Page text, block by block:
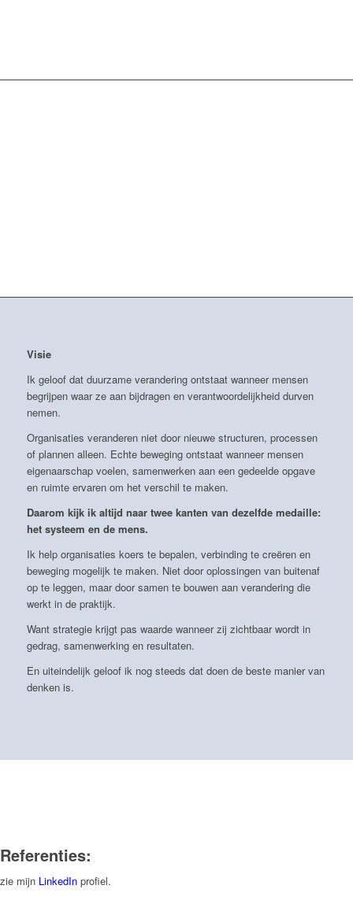
Visie
Ik geloof dat duurzame verandering ontstaat wanneer mensen
begrijpen waar ze aan bijdragen en verantwoordelijkheid durven
nemen.
Organisaties veranderen niet door nieuwe structuren, processen
of plannen alleen. Echte beweging ontstaat wanneer mensen
eigenaarschap voelen, samenwerken aan een gedeelde opgave
en ruimte ervaren om het verschil te maken.
Daarom kijk ik altijd naar twee kanten van dezelfde medaille:
het systeem en de mens.
Ik help organisaties koers te bepalen, verbinding te creëren en
beweging mogelijk te maken. Niet door oplossingen van buitenaf
op te leggen, maar door samen te bouwen aan verandering die
werkt in de praktijk.
Want strategie krijgt pas waarde wanneer zij zichtbaar wordt in
gedrag, samenwerking en resultaten.
En uiteindelijk geloof ik nog steeds dat doen de beste manier van
denken is.
Referenties:
zie mijn LinkedIn profiel.